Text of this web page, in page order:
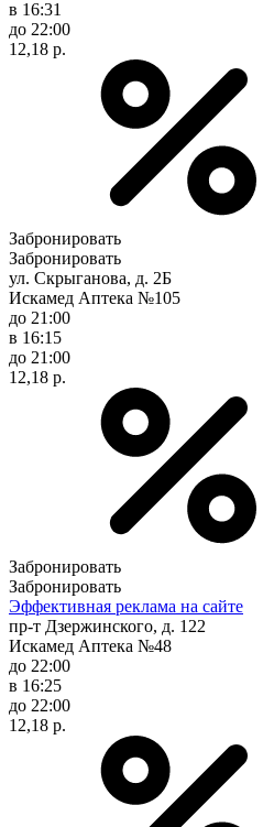
в 16:31
до 22:00
12,18 р.
Забронировать
Забронировать
ул. Скрыганова, д. 2Б
Искамед Аптека №105
до 21:00
в 16:15
до 21:00
12,18 р.
Забронировать
Забронировать
Эффективная реклама на сайте
пр-т Дзержинского, д. 122
Искамед Аптека №48
до 22:00
в 16:25
до 22:00
12,18 р.